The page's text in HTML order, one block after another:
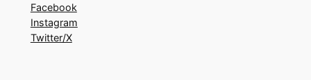
Facebook
Instagram
Twitter/X